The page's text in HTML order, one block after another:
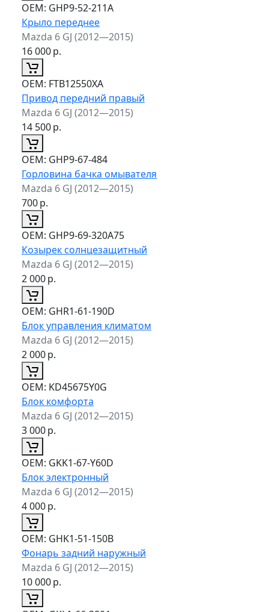
ОЕМ: GHP9-52-211A
Крыло переднее
Mazda 6 GJ (2012—2015)
16 000р.
ОЕМ: FTB12550XA
Привод передний правый
Mazda 6 GJ (2012—2015)
14 500р.
ОЕМ: GHP9-67-484
Горловина бачка омывателя
Mazda 6 GJ (2012—2015)
700р.
ОЕМ: GHP9-69-320A75
Козырек солнцезащитный
Mazda 6 GJ (2012—2015)
2 000р.
ОЕМ: GHR1-61-190D
Блок управления климатом
Mazda 6 GJ (2012—2015)
2 000р.
ОЕМ: KD45675Y0G
Блок комфорта
Mazda 6 GJ (2012—2015)
3 000р.
ОЕМ: GKK1-67-Y60D
Блок электронный
Mazda 6 GJ (2012—2015)
4 000р.
ОЕМ: GHK1-51-150B
Фонарь задний наружный
Mazda 6 GJ (2012—2015)
10 000р.